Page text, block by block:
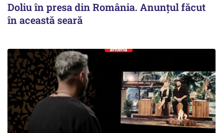
Doliu în presa din România. Anunțul făcut
în această seară